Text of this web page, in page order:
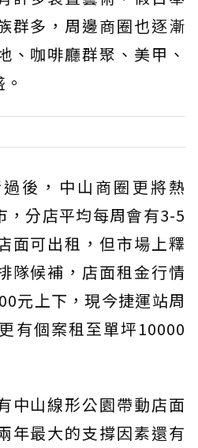
群多，周邊商圈也逐漸
、咖啡廳群聚、美甲、
後，中山商圈更將熱
，分店平均每周會有3-5
面可出租，但市場上釋
隊候補，店面租金行情
元上下，現今捷運站周
有個案租至單坪10000
中山線形公園帶動店面
年最大的支撐因素還有